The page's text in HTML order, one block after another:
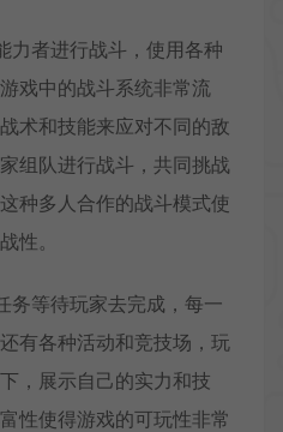
力者进行战斗，使用各种
戏中的战斗系统非常流
术和技能来应对不同的敌
组队进行战斗，共同挑战
种多人合作的战斗模式使
性。
务等待玩家去完成，每一
有各种活动和竞技场，玩
，展示自己的实力和技
性使得游戏的可玩性非常